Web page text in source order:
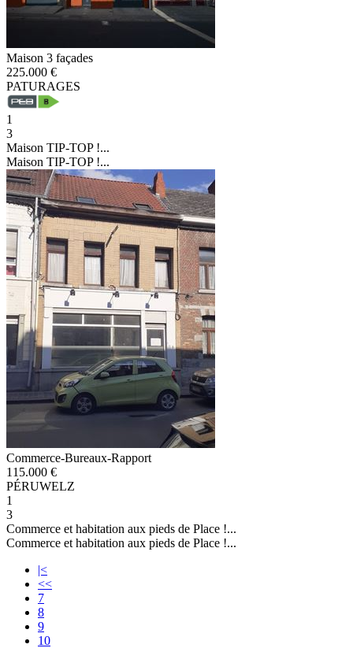
Maison 3 façades
225.000 €
PATURAGES
1
3
Maison TIP-TOP !...
Maison TIP-TOP !...
Commerce-Bureaux-Rapport
115.000 €
PÉRUWELZ
1
3
Commerce et habitation aux pieds de Place !...
Commerce et habitation aux pieds de Place !...
|<
<<
7
8
9
10